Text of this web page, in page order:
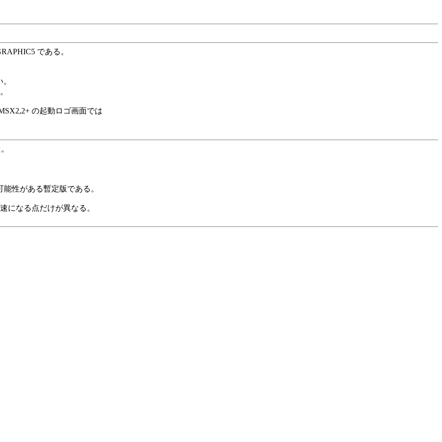
である。
の起動ロゴ画面では
性がある暫定版である。
になる点だけが異なる。